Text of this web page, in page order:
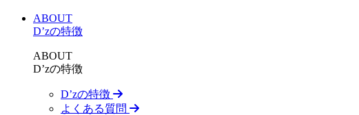
ABOUT
D’zの特徴
ABOUT
D’zの特徴
D’zの特徴
よくある質問